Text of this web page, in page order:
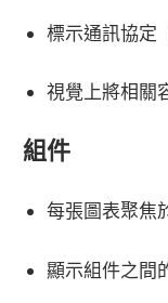
標示通訊協定
視覺上將相關
組件
每張圖表聚焦
顯示組件之間